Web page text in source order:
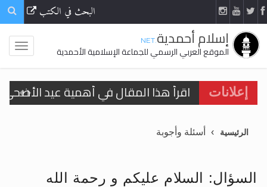
البحث في الكتب
إسلام أحمدية.NET
الموقع العربي الرسمي للجماعة الإسلامية الأحمدية
إعلانات
اقرأ هذا المقال في أهمية عيد
تعميم هامّ لأفراد الجماعة >> المزيد
تعميم هامّ لأفراد الجماعة >> المزيد
الرئيسية أسئلة وأجوبة
السؤال: السلام عليكم و رحمة الله